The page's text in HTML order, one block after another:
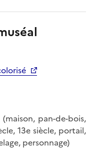
pan-de-bois,
13e siècle, portail,
personnage)